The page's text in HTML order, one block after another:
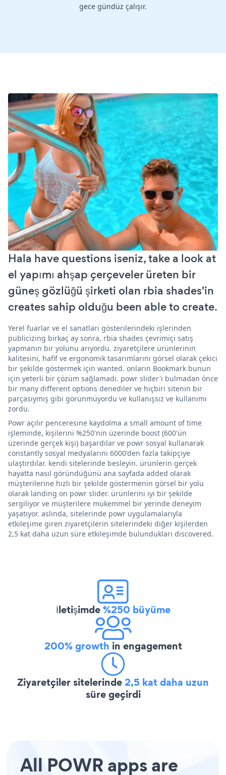
gece gündüz çalışır.
Hala have questions iseniz, take a look at
el yapımı ahşap çerçeveler üreten bir
güneş gözlüğü şirketi olan rbia shades'in
creates sahip olduğu been able to create.
Yerel fuarlar ve el sanatları gösterilerindeki işlerinden
publicizing birkaç ay sonra, rbia shades çevrimiçi satış
yapmanın bir yolunu arıyordu. ziyaretçilere ürünlerinin
kalitesini, hafif ve ergonomik tasarımlarını görsel olarak çekici
bir şekilde göstermek için wanted. onların Bookmark bunun
için yeterli bir çözüm sağlamadı. powr slider'ı bulmadan önce
bir many different options denediler ve hiçbiri sitenin bir
parçasıymış gibi görünmüyordu ve kullanışsız ve kullanımı
zordu.
Powr açılır penceresine kaydolma a small amount of time
işleminde, kişilerini %250'nin üzerinde boost (600'ün
üzerinde gerçek kişi) başardılar ve powr sosyal kullanarak
constantly sosyal medyalarını 6000'den fazla takipçiye
ulaştırdılar. kendi sitelerinde besleyin. ürünlerin gerçek
hayatta nasıl göründüğünü ana sayfada added olarak
müşterilerine hızlı bir şekilde göstermenin görsel bir yolu
olarak landing on powr slider. ürünlerini iyi bir şekilde
sergiliyor ve müşterilere mükemmel bir yerinde deneyim
yaşatıyor. aslında, sitelerinde powr uygulamalarıyla
etkileşime giren ziyaretçilerin sitelerindeki diğer kişilerden
2,5 kat daha uzun süre etkileşimde bulundukları discovered.
İletişimde%250 büyüme
200% growth in engagement
Ziyaretçiler sitelerinde2,5 kat daha uzun
süre geçirdi
All POWR apps are